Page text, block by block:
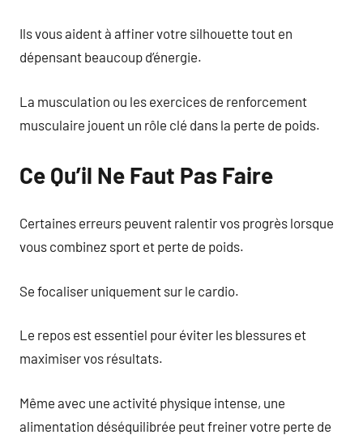
Ils vous aident à affiner votre silhouette tout en
dépensant beaucoup d’énergie.
La musculation ou les exercices de renforcement
musculaire jouent un rôle clé dans la perte de poids.
Ce Qu’il Ne Faut Pas Faire
Certaines erreurs peuvent ralentir vos progrès lorsque
vous combinez sport et perte de poids.
Se focaliser uniquement sur le cardio.
Le repos est essentiel pour éviter les blessures et
maximiser vos résultats.
Même avec une activité physique intense, une
alimentation déséquilibrée peut freiner votre perte de